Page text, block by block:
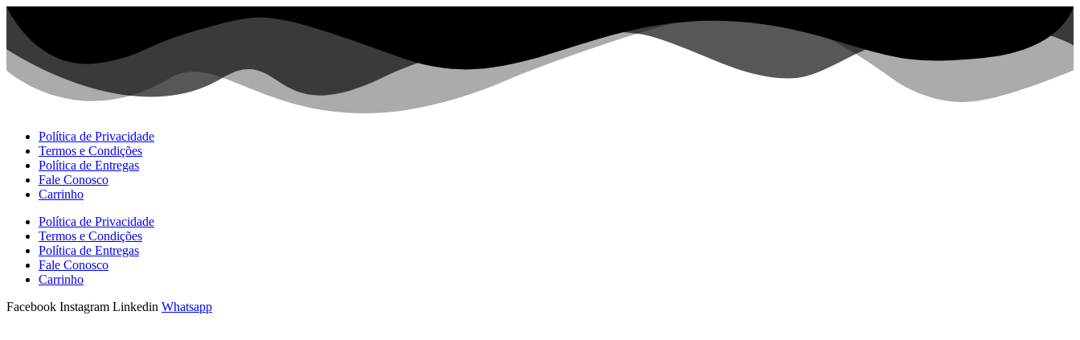
Ir
para
conteúdo
Política de Privacidade
Termos e Condições
Política de Entregas
Fale Conosco
Carrinho
Política de Privacidade
Termos e Condições
Política de Entregas
Fale Conosco
Carrinho
Facebook Instagram Linkedin Whatsapp